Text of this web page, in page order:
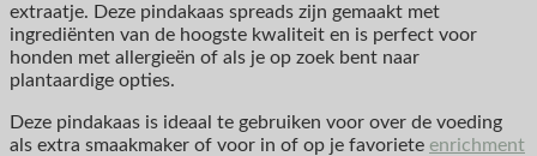
extraatje. Deze pindakaas spreads zijn gemaakt met
ingrediënten van de hoogste kwaliteit en is perfect voor
honden met allergieën of als je op zoek bent naar
plantaardige opties.
Deze pindakaas is ideaal te gebruiken voor over de voeding
als extra smaakmaker of voor in of op je favoriete enrichment